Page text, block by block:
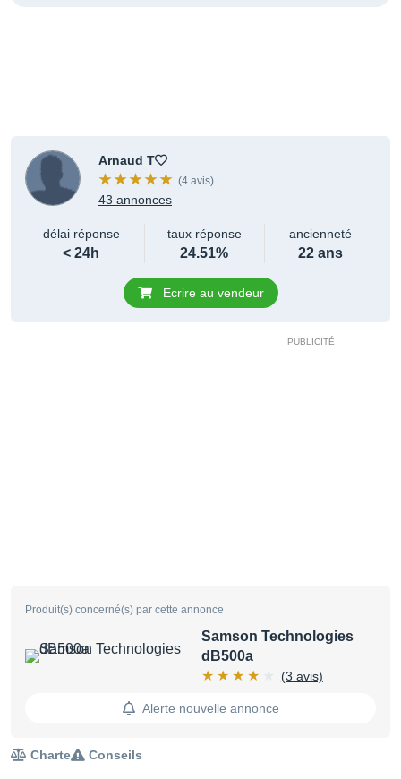
Arnaud T
(4 avis)
43 annonces
délai réponse
< 24h
taux réponse
24.51%
ancienneté
22 ans
Ecrire au vendeur
Produit(s) concerné(s) par cette annonce
Samson Technologies
dB500a
(3 avis)
Alerte nouvelle annonce
Charte Conseils